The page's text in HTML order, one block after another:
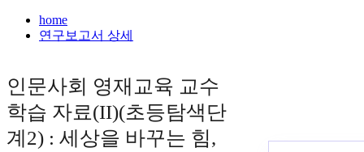
home
연구보고서 상세
인문사회 영재교육 교수
학습 자료(II)(초등탐색단
계2) : 세상을 바꾸는 힘,